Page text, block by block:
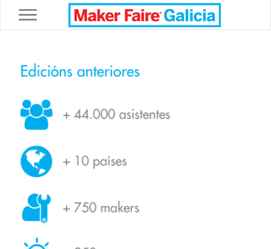
Toggle navigation